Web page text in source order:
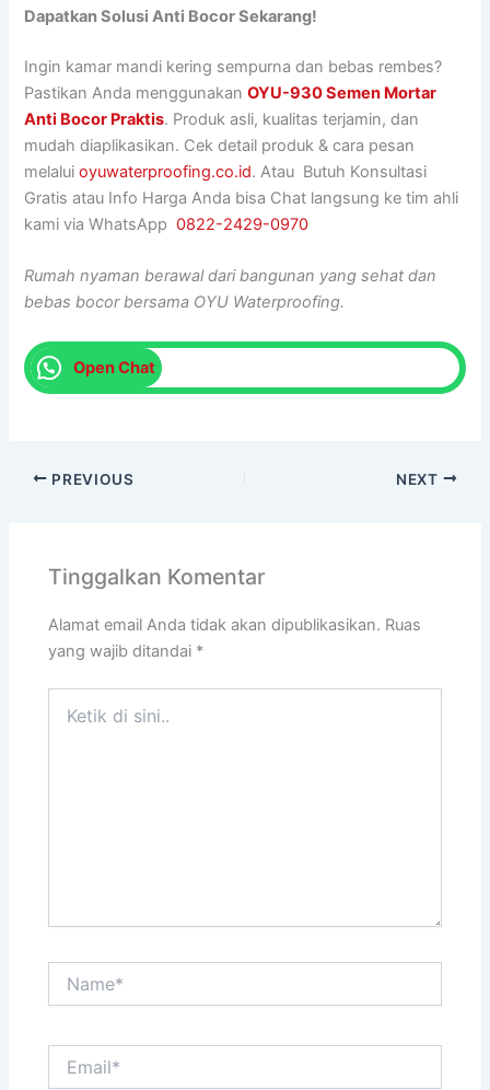
Dapatkan Solusi Anti Bocor Sekarang!
Ingin kamar mandi kering sempurna dan bebas rembes?
Pastikan Anda menggunakanOYU-930 Semen Mortar
Anti Bocor Praktis. Produk asli, kualitas terjamin, dan
mudah diaplikasikan. Cek detail produk & cara pesan
melaluioyuwaterproofing.co.id. Atau Butuh Konsultasi
Gratis atau Info Harga Anda bisa Chat langsung ke tim ahli
kami via WhatsApp0822-2429-0970
Rumah nyaman berawal dari bangunan yang sehat dan
bebas bocor bersama OYU Waterproofing.
Open Chat
PREVIOUS NEXT
Tinggalkan Komentar
Alamat email Anda tidak akan dipublikasikan. Ruas
yang wajib ditandai *